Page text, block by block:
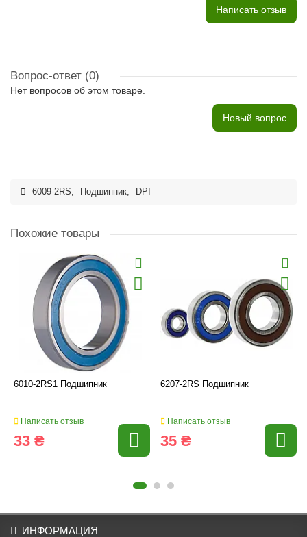
Написать отзыв
Вопрос-ответ (0)
Нет вопросов об этом товаре.
Новый вопрос
6009-2RS, Подшипник, DPI
Похожие товары
6010-2RS1 Подшипник
Написать отзыв
33 ₴
6207-2RS Подшипник
Написать отзыв
35 ₴
ИНФОРМАЦИЯ